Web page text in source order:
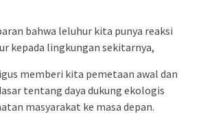
bahwa leluhur kita punya reaksi
kepada lingkungan sekitarnya,
memberi kita pemetaan awal dan
tentang daya dukung ekologis
masyarakat ke masa depan.